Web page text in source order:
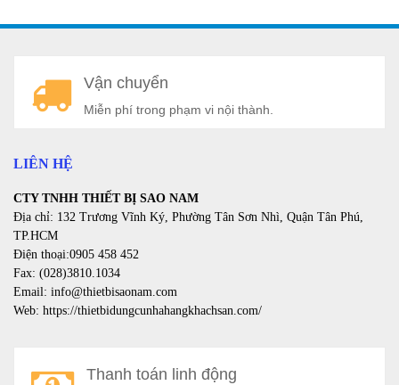
Vận chuyển
Miễn phí trong phạm vi nội thành.
LIÊN HỆ
CTY TNHH THIẾT BỊ SAO NAM
Địa chỉ: 132 Trương Vĩnh Ký, Phường Tân Sơn Nhì, Quận Tân Phú,
TP.HCM
Điện thoại:0905 458 452
Fax: (028)3810.1034
Email: info@thietbisaonam.com
Web: https://thietbidungcunhahangkhachsan.com/
Thanh toán linh động